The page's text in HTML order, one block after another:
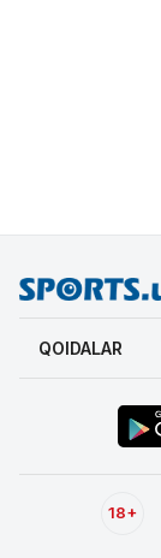
QOIDALAR
18+